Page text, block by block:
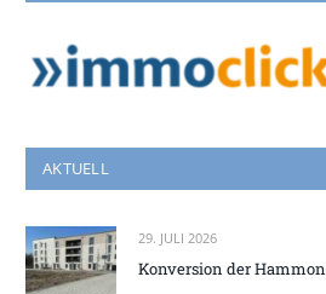
AKTUELL
29. JULI 2026
Konversion der